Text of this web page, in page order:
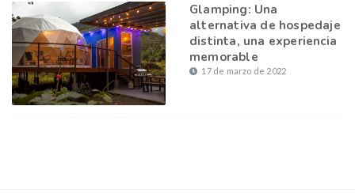
Glamping: Una
alternativa de hospedaje
distinta, una experiencia
memorable
17 de marzo de 2022